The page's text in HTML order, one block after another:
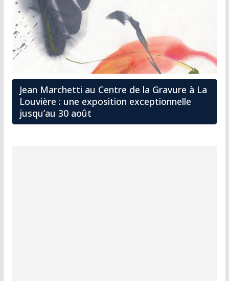
Jean Marchetti au Centre de la Gravure à La
Louvière : une exposition exceptionnelle
jusqu’au 30 août